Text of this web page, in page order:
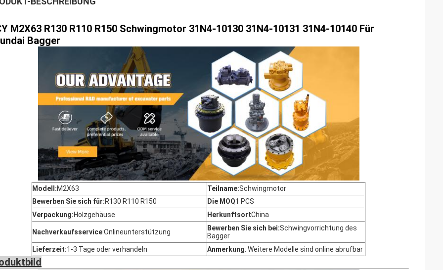
M2X63 R130 R110 R150 Schwingmotor 31N4-10130 31N4-10131 31N4-10140 Für
Bagger
Modell:M2X63 Teilname:Schwingmotor
Bewerben Sie sich für:R130 R110 R150 Die MOQ1 PCS
Verpackung:Holzgehäuse HerkunftsortChina
Nachverkaufsservice:Onlineunterstützung Bewerben Sie sich bei:Schwingvorrichtung des
Bagger
Lieferzeit:1-3 Tage oder verhandeln Anmerkung: Weitere Modelle sind online abrufbar